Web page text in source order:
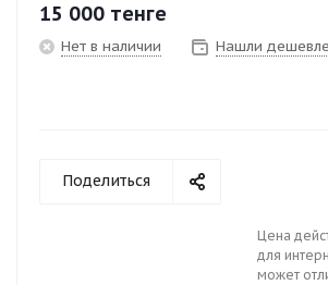
15 000 тенге
Нет в наличии Нашли
Поделиться
Цена
для
может